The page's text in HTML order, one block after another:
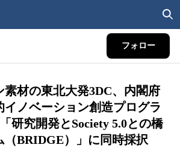
フォロー
素材の東北大発3DC、内閣府
イノベーション創造プログラ
研究開発とSociety 5.0との橋
（BRIDGE）」に同時採択